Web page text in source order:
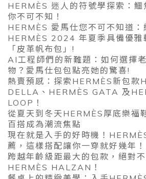
HERMÈS 迷人的符號學探索：鱷
你不可不知！
HERMÈS 愛馬仕您不可不知道：
HERMÈS 2024 年夏季具備優雅
「皮革帆布包」!
AI工程師們的新難題：如何選擇
物？愛馬仕包包點亮她的驚喜!
熱賣預感：探索HERMÈS新包款
DELLA、HERMÈS GATA 及
LOOP！
從夏天到冬天HERMÈS厚底樂福
百搭成為潮流焦點
現在就是入手的好時機！
薦，這樣搭配讓你一穿就好幾年！
跨越年齡級距最大的包款，絕對不
HERMÈS HALZAN！